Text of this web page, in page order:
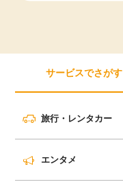
サービスでさがす
旅行・レンタカー
エンタメ